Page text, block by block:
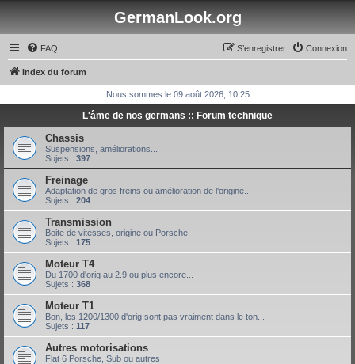
GermanLook.org
FAQ Connexion
S’enregistrer
Index du forum
Nous sommes le 09 août 2026, 10:25
L'âme de nos germans :: Forum technique
Chassis
Suspensions, améliorations...
Sujets : 397
Freinage
Adaptation de gros freins ou amélioration de l'origine...
Sujets : 204
Transmission
Boite de vitesses, origine ou Porsche.
Sujets : 175
Moteur T4
Du 1700 d'orig au 2.9 ou plus encore...
Sujets : 368
Moteur T1
Bon, les 1200/1300 d'orig sont pas vraiment dans le ton...
Sujets : 117
Autres motorisations
Flat 6 Porsche, Sub ou autres